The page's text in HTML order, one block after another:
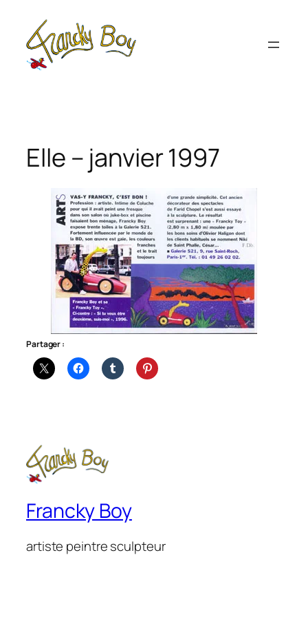
contenu
Elle – janvier 1997
Partager :
Francky Boy
artiste peintre sculpteur